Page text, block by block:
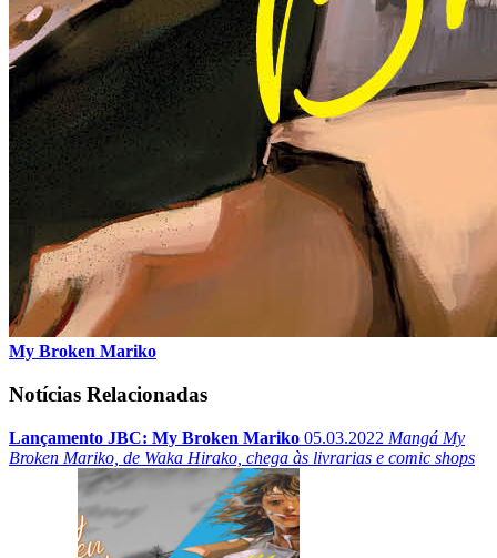
My Broken Mariko
Notícias Relacionadas
Lançamento JBC: My Broken Mariko 05.03.2022 Mangá My
Broken Mariko, de Waka Hirako, chega às livrarias e comic shops